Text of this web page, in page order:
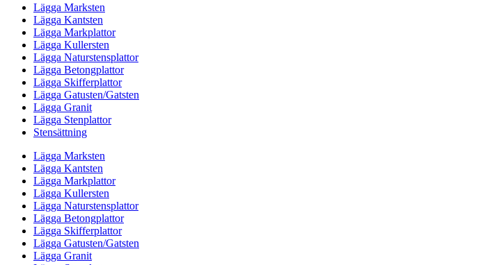
Lägga Marksten
Lägga Kantsten
Lägga Markplattor
Lägga Kullersten
Lägga Naturstensplattor
Lägga Betongplattor
Lägga Skifferplattor
Lägga Gatusten/Gatsten
Lägga Granit
Lägga Stenplattor
Stensättning
Lägga Marksten
Lägga Kantsten
Lägga Markplattor
Lägga Kullersten
Lägga Naturstensplattor
Lägga Betongplattor
Lägga Skifferplattor
Lägga Gatusten/Gatsten
Lägga Granit